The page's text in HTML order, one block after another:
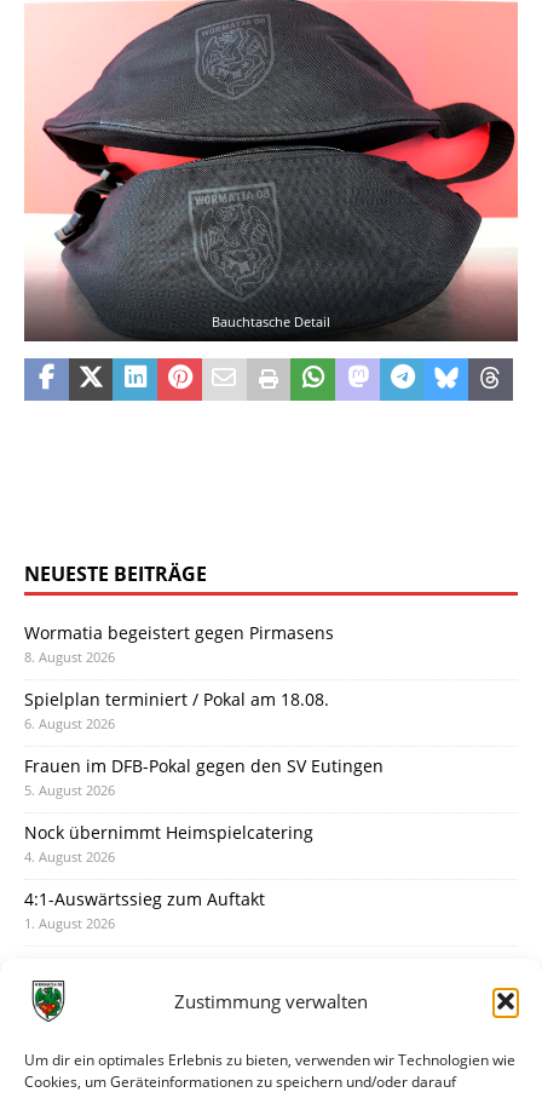
Zustimmung verwalten
Um dir ein optimales Erlebnis zu bieten, verwenden wir Technologien wie
Cookies, um Geräteinformationen zu speichern und/oder darauf
Bauchtasche Detail
NEUESTE BEITRÄGE
Wormatia begeistert gegen Pirmasens
8. August 2026
Spielplan terminiert / Pokal am 18.08.
6. August 2026
Frauen im DFB-Pokal gegen den SV Eutingen
5. August 2026
Nock übernimmt Heimspielcatering
4. August 2026
4:1-Auswärtssieg zum Auftakt
1. August 2026
31. Juli 2026
30. Juli 2026